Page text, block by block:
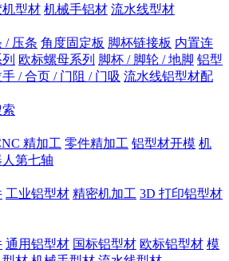
机型材 机械手铝材 流水线型材
/ 压条 角度固定板 脚杯链接板 内置连
欧标螺母系列 脚杯 / 脚轮 / 地脚 铝型
/ 合页 / 门阻 / 门吸 流水线铝型材配
精加工 零件精加工 铝型材开模 机
第七轴
工业铝型材 精密机加工 3D 打印铝型材
通用铝型材 国标铝型材 欧标铝型材 模